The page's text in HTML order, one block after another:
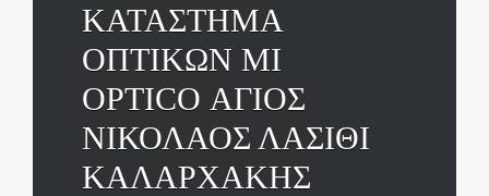
ΚΑΤΑΣΤΗΜΑ
ΟΠΤΙΚΩΝ MI
OPTICO ΑΓΙΟΣ
ΝΙΚΟΛΑΟΣ ΛΑΣΙΘΙ
ΚΑΛΑΡΧΑΚΗΣ